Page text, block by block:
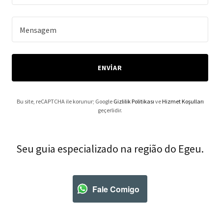
Mensagem
ENVIAR
Bu site, reCAPTCHA ile korunur; Google Gizlilik Politikası ve Hizmet Koşulları
geçerlidir.
Seu guia especializado na região do Egeu.
Fale Comigo